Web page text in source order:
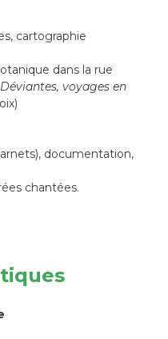
cartographie
dans la rue
voyages en
documentation,
chantées.